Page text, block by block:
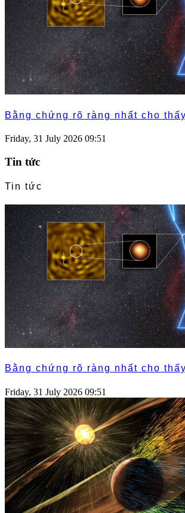
Bằng chứng rõ ràng nhất cho
Friday, 31 July 2026 09:51
Tin tức
Tin tức
Bằng chứng rõ ràng nhất cho
Friday, 31 July 2026 09:51